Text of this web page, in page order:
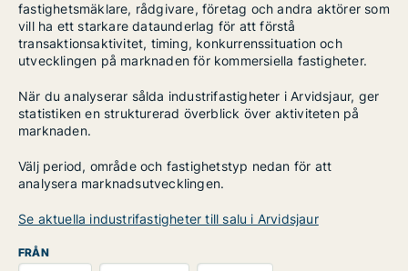
fastighetsmäklare, rådgivare, företag och andra aktörer som
vill ha ett starkare dataunderlag för att förstå
transaktionsaktivitet, timing, konkurrenssituation och
utvecklingen på marknaden för kommersiella fastigheter.
När du analyserar sålda industrifastigheter i Arvidsjaur, ger
statistiken en strukturerad överblick över aktiviteten på
marknaden.
Välj period, område och fastighetstyp nedan för att
analysera marknadsutvecklingen.
Se aktuella industrifastigheter till salu i Arvidsjaur
FRÅN